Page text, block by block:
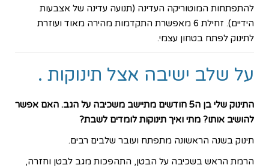
להתפתחות המוטוריקה העדינה (תנועה עדינה של אצבעות
הידיים). זחילת 6 מאפשרת התקדמות מהירה מאוד ועוזרת
לתינוק לפתח בטחון עצמי.
על שלב ישיבה אצל תינוקות .
התינוק שלי בן ה5 חודשים מתיישב משכיבה על הגב. האם אפשר
להושיב אותו? מתי ואיך תינוקות לומדים לשבת?
תינוק בשנה הראשונה מתפתח ועובר שלבים רבים.
הרמת הראש בשכיבה על הבטן, התהפכות מגב לבטן וחזרה,